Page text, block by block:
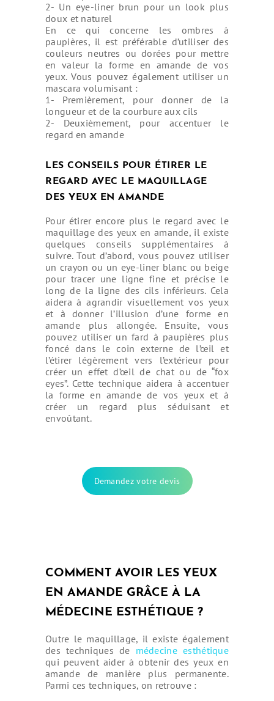
2- Un eye-liner brun pour un look plus
doux et naturel
En ce qui concerne les ombres à
paupières, il est préférable d’utiliser des
couleurs neutres ou dorées pour mettre
en valeur la forme en amande de vos
yeux. Vous pouvez également utiliser un
mascara volumisant :
1- Premièrement, pour donner de la
longueur et de la courbure aux cils
2- Deuxièmement, pour accentuer le
regard en amande
LES CONSEILS POUR ÉTIRER LE
REGARD AVEC LE MAQUILLAGE
DES YEUX EN AMANDE
Pour étirer encore plus le regard avec le
maquillage des yeux en amande, il existe
quelques conseils supplémentaires à
suivre. Tout d’abord, vous pouvez utiliser
un crayon ou un eye-liner blanc ou beige
pour tracer une ligne fine et précise le
long de la ligne des cils inférieurs. Cela
aidera à agrandir visuellement vos yeux
et à donner l’illusion d’une forme en
amande plus allongée. Ensuite, vous
pouvez utiliser un fard à paupières plus
foncé dans le coin externe de l’œil et
l’étirer légèrement vers l’extérieur pour
créer un effet d’œil de chat ou de “fox
eyes”. Cette technique aidera à accentuer
la forme en amande de vos yeux et à
créer un regard plus séduisant et
envoûtant.
Demandez votre devis
COMMENT AVOIR LES YEUX
EN AMANDE GRÂCE À LA
MÉDECINE ESTHÉTIQUE ?
Outre le maquillage, il existe également
des techniques de médecine esthétique
qui peuvent aider à obtenir des yeux en
amande de manière plus permanente.
Parmi ces techniques, on retrouve :